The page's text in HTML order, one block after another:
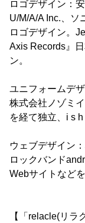
ロゴデザイン：
U/M/A/A Inc.、ソ
ロゴデザイン。
Axis Records』
ン。
ユニフォームデ
株式会社ノゾミ
を経て独立、i s h
ウェブデザイン
ロックバンド
Webサイトなど
【「relacle(リラ